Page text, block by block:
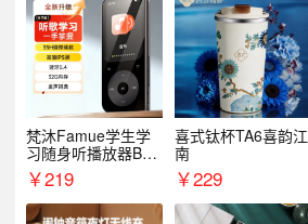
梵沐Famue学生学
习随身听播放器BL1
5（64G）
￥219
喜式钛杯TA6喜韵江
南
￥229